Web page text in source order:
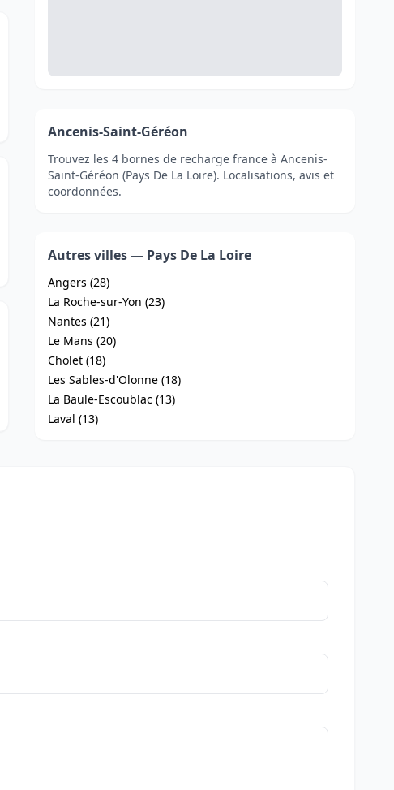
Ancenis-Saint-Géréon
Trouvez les 4 bornes de recharge france à Ancenis-
Saint-Géréon (Pays De La Loire). Localisations, avis et
coordonnées.
Autres villes — Pays De La Loire
Angers (28)
La Roche-sur-Yon (23)
Nantes (21)
Le Mans (20)
Cholet (18)
Les Sables-d'Olonne (18)
La Baule-Escoublac (13)
Laval (13)